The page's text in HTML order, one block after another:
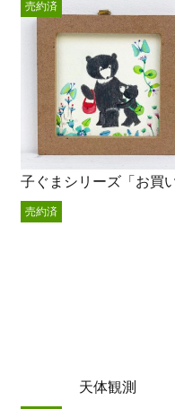
売約済
天体観測
売約済